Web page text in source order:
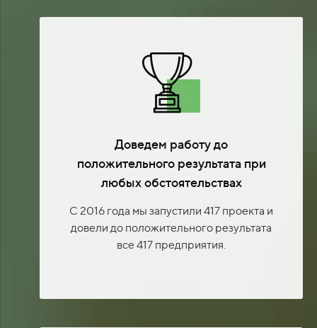
Доведем работу до
положительного результата при
любых обстоятельствах
С 2016 года мы запустили 417 проекта и
довели до положительного результата
все 417 предприятия.